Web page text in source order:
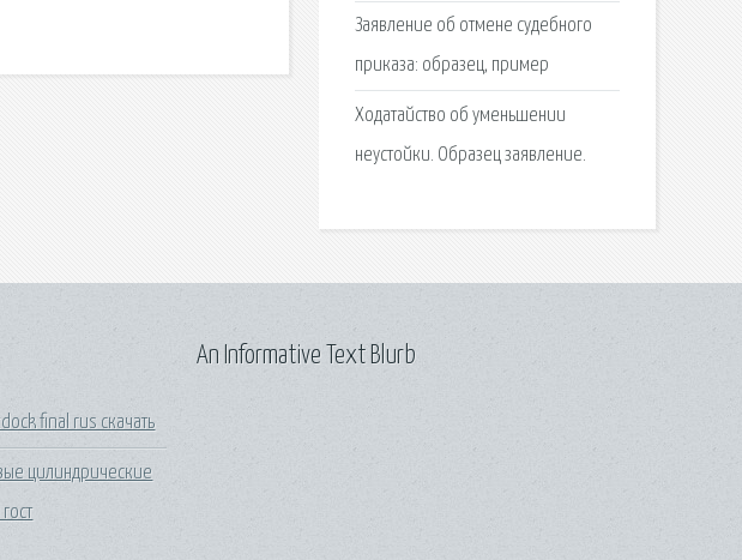
Заявление об отмене судебного
приказа: образец, пример
Ходатайство об уменьшении
неустойки. Образец заявление.
final rus скачать
цилиндрические
An Informative Text Blurb